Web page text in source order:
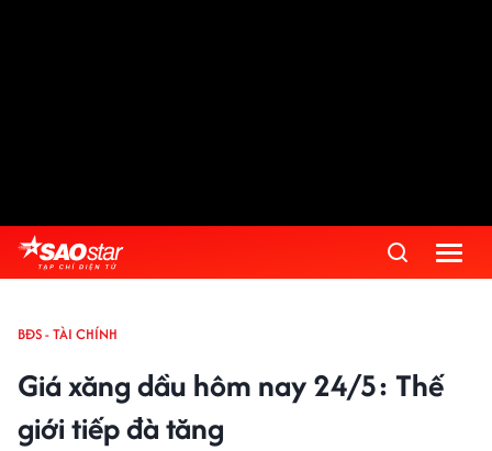
BĐS - TÀI CHÍNH
Giá xăng dầu hôm nay 24/5: Thế
giới tiếp đà tăng